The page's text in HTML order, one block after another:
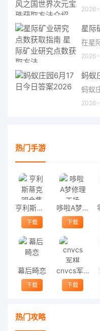
在星
2026-
蚂蚁
蚂蚁
热门手游
亨利斯蒂克明合集
下载
哆啦A梦修理工场
下载
幕后畸恋
下载
cnvcs军棋
下载
热门攻略